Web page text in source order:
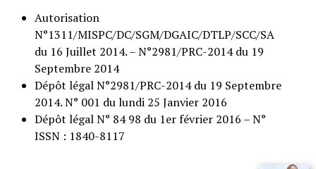
Autorisation
N°1311/MISPC/DC/SGM/DGAIC/DTLP/SCC/SA
du 16 Juillet 2014. – N°2981/PRC-2014 du 19
Septembre 2014
Dépôt légal N°2981/PRC-2014 du 19 Septembre
2014. N° 001 du lundi 25 Janvier 2016
Dépôt légal N° 84 98 du 1er février 2016 – N°
ISSN : 1840-8117